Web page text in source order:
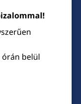
órán belül